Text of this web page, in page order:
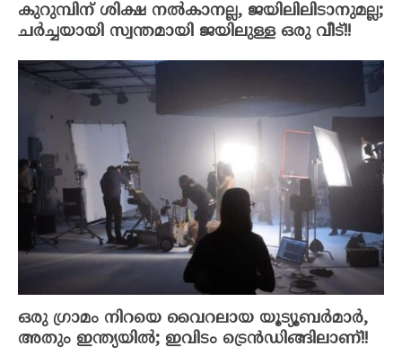
കുറുമ്പിന് ശിക്ഷ നൽകാനല്ല, ജയിലിലിടാനുമല്ല;
ചർച്ചയായി സ്വന്തമായി ജയിലുള്ള ഒരു വീട്!!
ഒരു ഗ്രാമം നിറയെ വൈറലായ യൂട്യൂബർമാർ,
അതും ഇന്ത്യയിൽ; ഇവിടം ട്രെൻഡിങ്ങിലാണ്!!